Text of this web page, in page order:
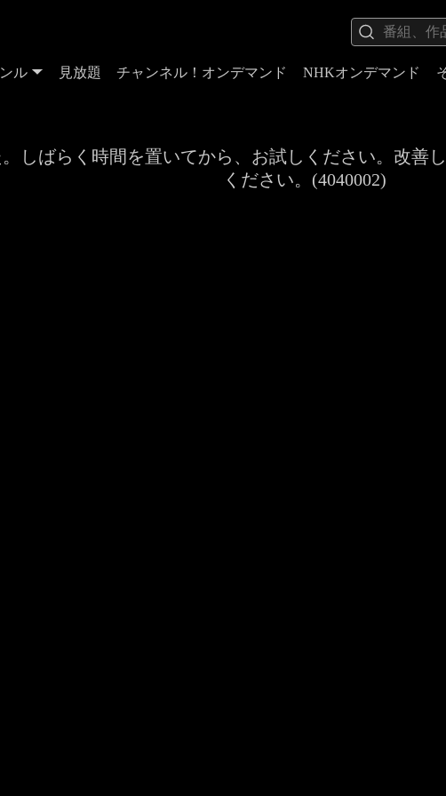
ル 見放題 チャンネル！オンデマンド NHKオンデマンド
しばらく時間を置いてから、お試しください。改善
ください。(4040002)